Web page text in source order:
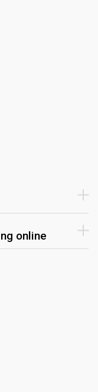
online